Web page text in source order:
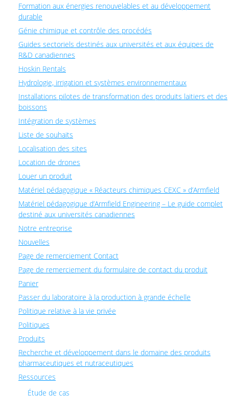
Formation aux énergies renouvelables et au développement
durable
Génie chimique et contrôle des procédés
Guides sectoriels destinés aux universités et aux équipes de
R&D canadiennes
Hoskin Rentals
Hydrologie, irrigation et systèmes environnementaux
Installations pilotes de transformation des produits laitiers et des
boissons
Intégration de systèmes
Liste de souhaits
Localisation des sites
Location de drones
Louer un produit
Matériel pédagogique « Réacteurs chimiques CEXC » d’Armfield
Matériel pédagogique d’Armfield Engineering – Le guide complet
destiné aux universités canadiennes
Notre entreprise
Nouvelles
Page de remerciement Contact
Page de remerciement du formulaire de contact du produit
Panier
Passer du laboratoire à la production à grande échelle
Politique relative à la vie privée
Politiques
Produits
Recherche et développement dans le domaine des produits
pharmaceutiques et nutraceutiques
Ressources
Étude de cas